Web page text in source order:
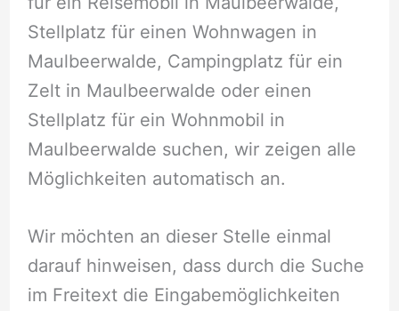
Stellplatz für einen Wohnwagen in
Maulbeerwalde, Campingplatz für ein
Zelt in Maulbeerwalde oder einen
Stellplatz für ein Wohnmobil in
Maulbeerwalde suchen, wir zeigen alle
Möglichkeiten automatisch an.
Wir möchten an dieser Stelle einmal
darauf hinweisen, dass durch die Suche
im Freitext die Eingabemöglichkeiten